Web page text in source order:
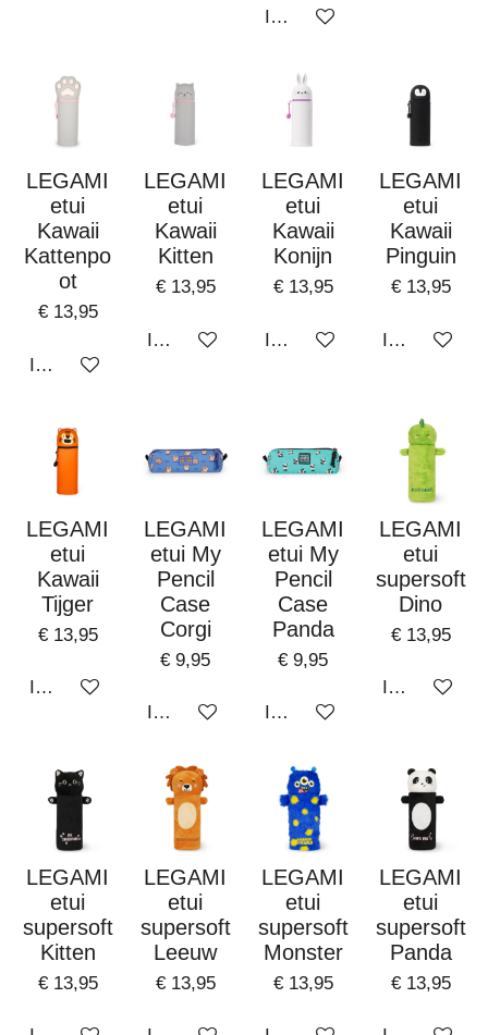
In winkelwagen
LEGAMI
etui
Kawaii
Kattenpo
ot
€ 13,95
In winkelwagen
LEGAMI
etui
Kawaii
Kitten
€ 13,95
In winkelwagen
LEGAMI
etui
Kawaii
Konijn
€ 13,95
In winkelwagen
LEGAMI
etui
Kawaii
Pinguin
€ 13,95
In
LEGAMI
etui
Kawaii
Tijger
€ 13,95
In winkelwagen
LEGAMI
etui My
Pencil
Case
Corgi
€ 9,95
In winkelwagen
LEGAMI
etui My
Pencil
Case
Panda
€ 9,95
In winkelwagen
LEGAMI
etui
supersoft
Dino
€ 13,95
In
LEGAMI
etui
supersoft
Kitten
€ 13,95
LEGAMI
etui
supersoft
Leeuw
€ 13,95
LEGAMI
etui
supersoft
Monster
€ 13,95
LEGAMI
etui
supersoft
Panda
€ 13,95